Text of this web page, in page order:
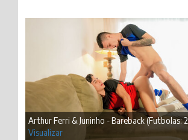
Arthur Ferri & Juninho - Bareback (Futbolas:
Visualizar